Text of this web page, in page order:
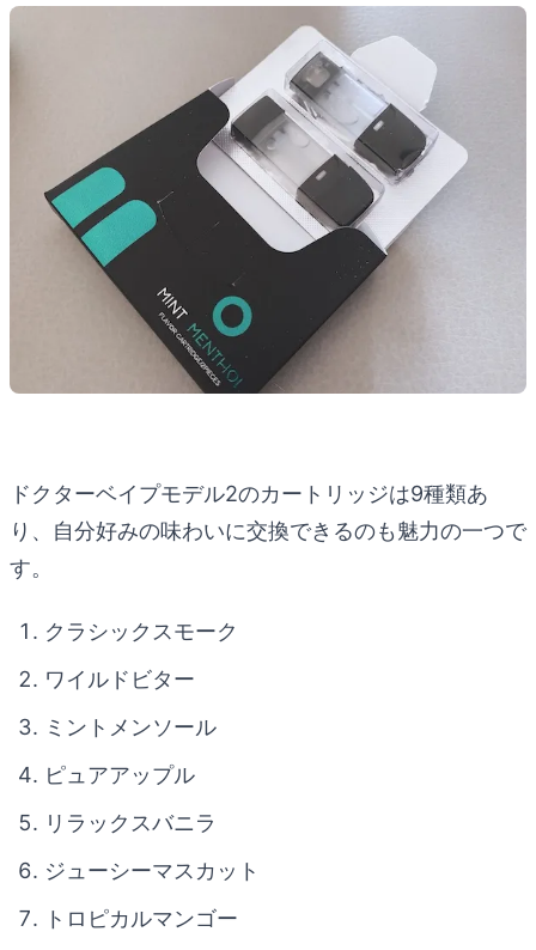
ドクターベイプモデル2のカートリッジは9種類あ
り、自分好みの味わいに交換できるのも魅力の一つで
す。
クラシックスモーク
ワイルドビター
ミントメンソール
ピュアアップル
リラックスバニラ
ジューシーマスカット
トロピカルマンゴー